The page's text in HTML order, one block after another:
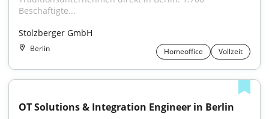
Beschäftigte...
Stolzberger GmbH
Berlin Homeoffice Vollzeit
OT Solutions & Integration Engineer in Berlin